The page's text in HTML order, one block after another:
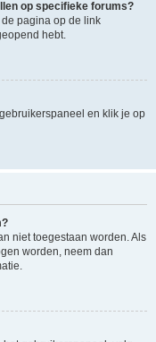
op specifieke forums?
pagina op de link
hebt.
en klik je op
niet toegestaan worden. Als
worden, neem dan